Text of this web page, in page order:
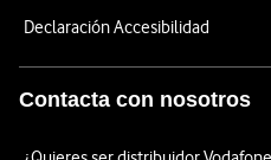
Declaración Accesibilidad
Contacta con nosotros